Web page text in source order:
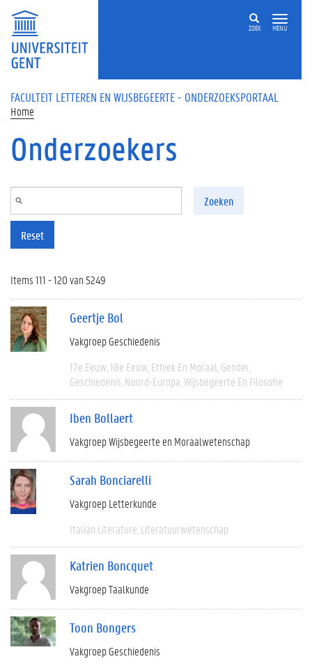
Overslaan en naar de inhoud gaan
ZOEK MENU
FACULTEIT LETTEREN EN WIJSBEGEERTE - ONDERZOEKSPORTAAL
Home
Onderzoekers
Zoeken
Reset
Items 111 - 120 van 5249
Geertje Bol
Vakgroep Geschiedenis
17e Eeuw 18e Eeuw Ethiek En Moraal Gender
Geschiedenis Noord-Europa Wijsbegeerte En Filosofie
Iben Bollaert
Vakgroep Wijsbegeerte en Moraalwetenschap
Sarah Bonciarelli
Vakgroep Letterkunde
Italian Literature Literatuurwetenschap
Katrien Boncquet
Vakgroep Taalkunde
Toon Bongers
Vakgroep Geschiedenis